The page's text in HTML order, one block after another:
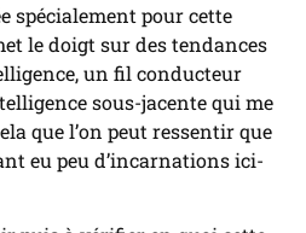
spécialement pour cette
le doigt sur des tendances
un fil conducteur
sous-jacente qui me
que l’on peut ressentir que
eu peu d’incarnations ici-